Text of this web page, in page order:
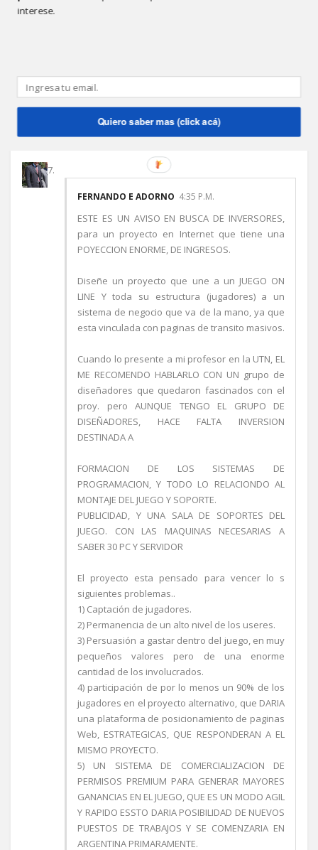
Este comentario ha sido eliminado por el autor.
FERNANDO E ADORNO 4:35 P.M.
ESTE ES UN AVISO EN BUSCA DE INVERSORES,
para un proyecto en Internet que tiene una
POYECCION ENORME, DE INGRESOS.
Diseñe un proyecto que une a un JUEGO ON
LINE Y toda su estructura (jugadores) a un
sistema de negocio que va de la mano, ya que
esta vinculada con paginas de transito masivos.
Cuando lo presente a mi profesor en la UTN, EL
ME RECOMENDO HABLARLO CON UN grupo de
diseñadores que quedaron fascinados con el
proy. pero AUNQUE TENGO EL GRUPO DE
DISEÑADORES, HACE FALTA INVERSION
DESTINADA A
FORMACION DE LOS SISTEMAS DE
PROGRAMACION, Y TODO LO RELACIONDO AL
MONTAJE DEL JUEGO Y SOPORTE.
PUBLICIDAD, Y UNA SALA DE SOPORTES DEL
JUEGO. CON LAS MAQUINAS NECESARIAS A
SABER 30 PC Y SERVIDOR
El proyecto esta pensado para vencer lo s
siguientes problemas..
1) Captación de jugadores.
2) Permanencia de un alto nivel de los useres.
3) Persuasión a gastar dentro del juego, en muy
pequeños valores pero de una enorme
cantidad de los involucrados.
4) participación de por lo menos un 90% de los
jugadores en el proyecto alternativo, que DARIA
una plataforma de posicionamiento de paginas
Web, ESTRATEGICAS, QUE RESPONDERAN A EL
MISMO PROYECTO.
5) UN SISTEMA DE COMERCIALIZACION DE
PERMISOS PREMIUM PARA GENERAR MAYORES
GANANCIAS EN EL JUEGO, QUE ES UN MODO AGIL
Y RAPIDO ESSTO DARIA POSIBILIDAD DE NUEVOS
PUESTOS DE TRABAJOS Y SE COMENZARIA EN
ARGENTINA PRIMARAMENTE.
interese.
Quiero saber mas (click acá)